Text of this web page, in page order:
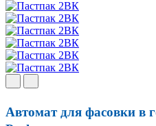
Автомат для фасовки в